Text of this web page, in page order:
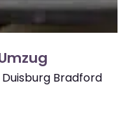
Bradford